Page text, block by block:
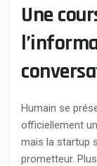
Une
Humain se
officiellement
mais la startup
prometteur.